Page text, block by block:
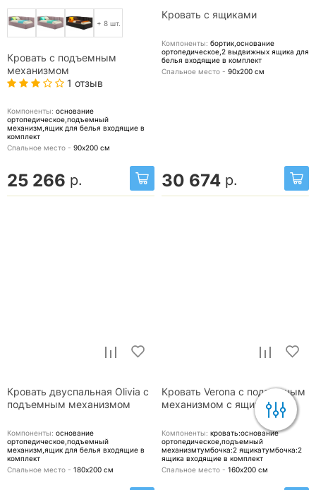
+ 8 шт.
Кровать с подъемным
механизмом
1 отзыв
Компоненты: основание
ортопедическое,подъемный
механизм,ящик для белья входящие в
комплект
Спальное место - 90х200 см
25 266 р.
Кровать с ящиками
Компоненты: бортик,основание
ортопедическое,2 выдвижных ящика для
белья входящие в комплект
Спальное место - 90х200 см
30 674 р.
Кровать двуспальная Olivia с
подъемным механизмом
Компоненты: основание
ортопедическое,подъемный
механизм,ящик для белья входящие в
комплект
Спальное место - 180х200 см
Кровать Verona с подъемным
механизмом с ящиками
Компоненты: кровать:основание
ортопедическое,подъемный
механизмтумбочка:2 ящикатумбочка:2
ящика входящие в комплект
Спальное место - 160х200 см